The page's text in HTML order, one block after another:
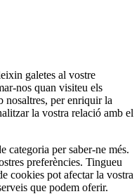
galetes al vostre
nos quan visiteu els
nosaltres, per enriquir la
la vostra relació amb el
categoria per saber-ne més.
preferències. Tingueu
cookies pot afectar la vostra
que podem oferir.